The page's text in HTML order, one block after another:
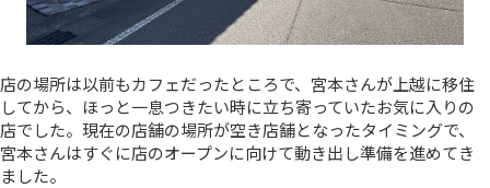
店の場所は以前もカフェだったところで、宮本さんが上越に移住
してから、ほっと一息つきたい時に立ち寄っていたお気に入りの
店でした。現在の店舗の場所が空き店舗となったタイミングで、
宮本さんはすぐに店のオープンに向けて動き出し準備を進めてき
ました。